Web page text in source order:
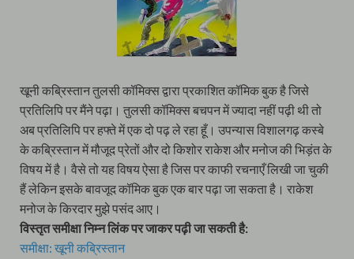
खूनी कब्रिस्तान तुलसी कॉमिक्स द्वारा प्रकाशित कॉमिक बुक है जिसे
प्रतिलिपि पर मैंने पढ़ा। तुलसी कॉमिक्स बचपन में ज्यादा नहीं पढ़ी थी तो
अब प्रतिलिपि पर हफ्ते में एक दो पढ़ ले रहा हूँ। उपन्यास विशालगढ़ कस्बे
के कब्रिस्तान में मौजूद प्रेतों और दो किशोर राकेश और मनोज की भिड़ंत के
विषय में है। वैसे तो यह विषय ऐसा है जिस पर काफी रचनाएँ लिखी जा चुकी
हैं लेकिन इसके बावजूद कॉमिक बुक एक बार पढ़ा जा सकता है। राकेश
मनोज के किरदार मुझे पसंद आए।
विस्तृत समीक्षा निम्न लिंक पर जाकर पढ़ी जा सकती है:
समीक्षा: खूनी कब्रिस्तान